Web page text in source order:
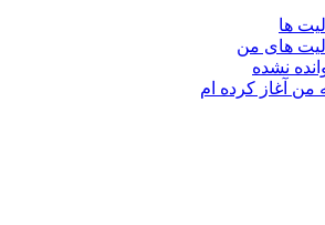
ها
های من
نشده
من آغاز کرده ام